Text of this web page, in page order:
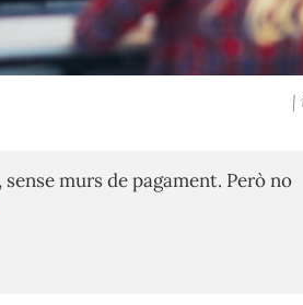
|
murs de pagament. Però no